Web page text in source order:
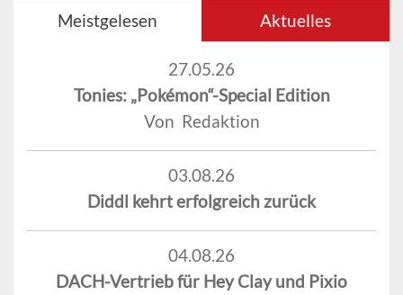
Meistgelesen Aktuelles
27.05.26
Tonies: „Pokémon“-Special Edition
Von Redaktion
03.08.26
Diddl kehrt erfolgreich zurück
04.08.26
DACH-Vertrieb für Hey Clay und Pixio